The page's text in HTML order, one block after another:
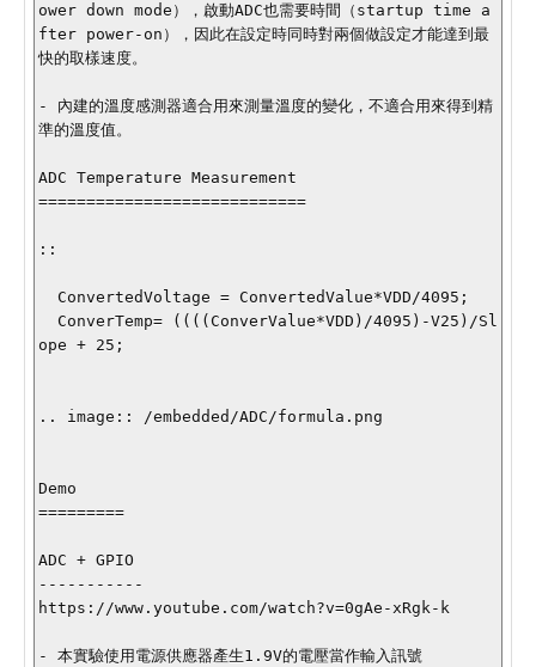
ower down mode），啟動ADC也需要時間（startup time a
fter power-on），因此在設定時同時對兩個做設定才能達到最
快的取樣速度。
- 內建的溫度感測器適合用來測量溫度的變化，不適合用來得到精
準的溫度值。
ADC Temperature Measurement
============================
::
ope + 25;
.. image:: /embedded/ADC/formula.png
Demo
=========
ADC + GPIO
-----------
https://www.youtube.com/watch?v=0gAe-xRgk-k
- 本實驗使用電源供應器產生1.9V的電壓當作輸入訊號